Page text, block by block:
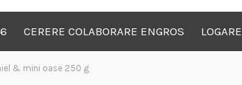
CERERE COLABORARE ENGROS
& mini oase 250 g